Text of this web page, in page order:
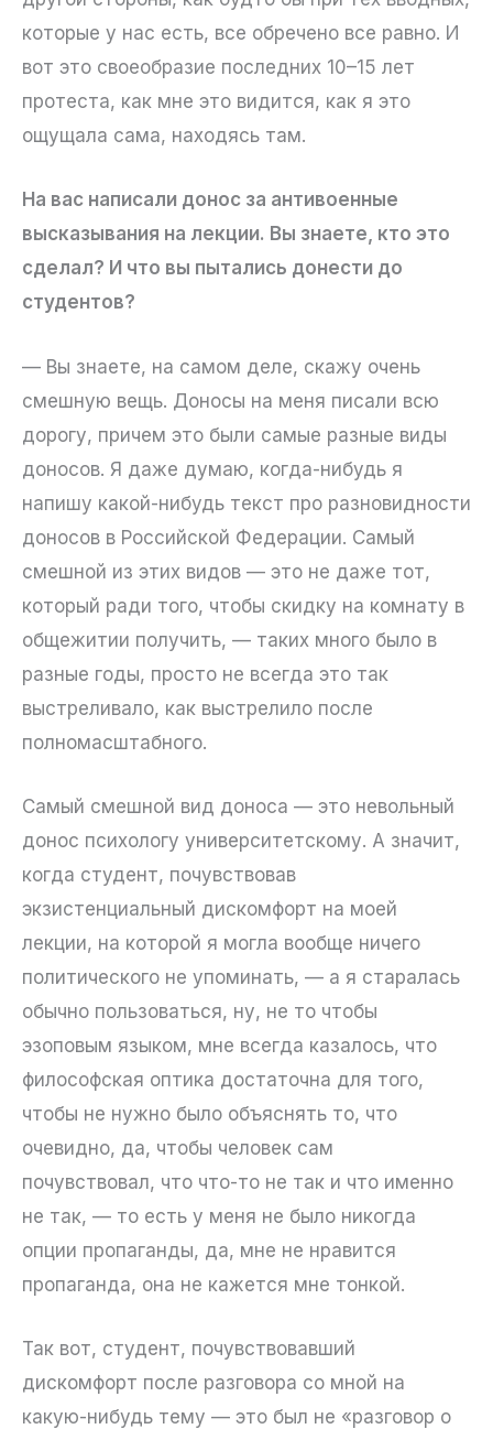
которые у нас есть, все обречено все равно. И
вот это своеобразие последних 10–15 лет
протеста, как мне это видится, как я это
ощущала сама, находясь там.
На вас написали донос за антивоенные
высказывания на лекции. Вы знаете, кто это
сделал? И что вы пытались донести до
студентов?
— Вы знаете, на самом деле, скажу очень
смешную вещь. Доносы на меня писали всю
дорогу, причем это были самые разные виды
доносов. Я даже думаю, когда-нибудь я
напишу какой-нибудь текст про разновидности
доносов в Российской Федерации. Самый
смешной из этих видов — это не даже тот,
который ради того, чтобы скидку на комнату в
общежитии получить, — таких много было в
разные годы, просто не всегда это так
выстреливало, как выстрелило после
полномасштабного.
Самый смешной вид доноса — это невольный
донос психологу университетскому. А значит,
когда студент, почувствовав
экзистенциальный дискомфорт на моей
лекции, на которой я могла вообще ничего
политического не упоминать, — а я старалась
обычно пользоваться, ну, не то чтобы
эзоповым языком, мне всегда казалось, что
философская оптика достаточна для того,
чтобы не нужно было объяснять то, что
очевидно, да, чтобы человек сам
почувствовал, что что-то не так и что именно
не так, — то есть у меня не было никогда
опции пропаганды, да, мне не нравится
пропаганда, она не кажется мне тонкой.
Так вот, студент, почувствовавший
дискомфорт после разговора со мной на
какую-нибудь тему — это был не «разговор о